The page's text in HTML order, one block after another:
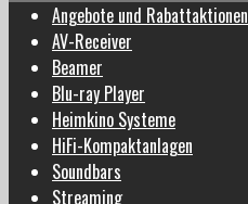
Angebote und Rabattaktionen
AV-Receiver
Beamer
Blu-ray Player
Heimkino Systeme
HiFi-Kompaktanlagen
Soundbars
Streaming